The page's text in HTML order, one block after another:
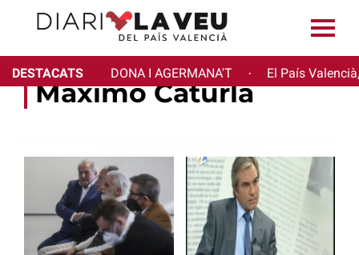
DESTACATS DONA I AGERMANA'T · El País
Máximo Caturla